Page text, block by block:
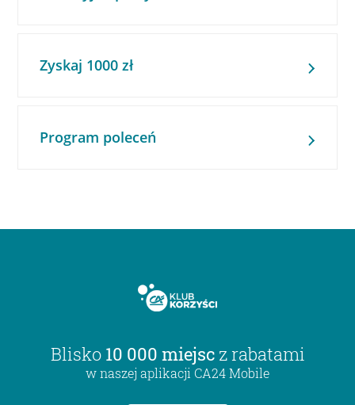
Zyskaj 1000 zł
Program poleceń
Blisko 10 000 miejsc z rabatami
w naszej aplikacji CA24 Mobile